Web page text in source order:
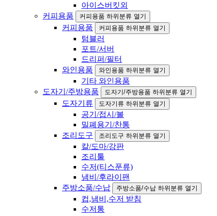
아이스버킷외
커피용품
커피용품 하위분류 열기
커피용품 커피용품 하위분류 열기
텀블러
포트/서버
드리퍼/필터
와인용품
와인용품 하위분류 열기
기타 와인용품
도자기/주방용품
도자기/주방용품 하위분류 열기
도자기류 도자기류 하위분류 열기
공기/접시/볼
밀폐용기/찬통
조리도구
조리도구 하위분류 열기
칼/도마/강판
조리툴
수저(티스푼류)
냄비/후라이팬
주방소품/수납
주방소품/수납 하위분류 열기
컵,냄비,수저 받침
수저통